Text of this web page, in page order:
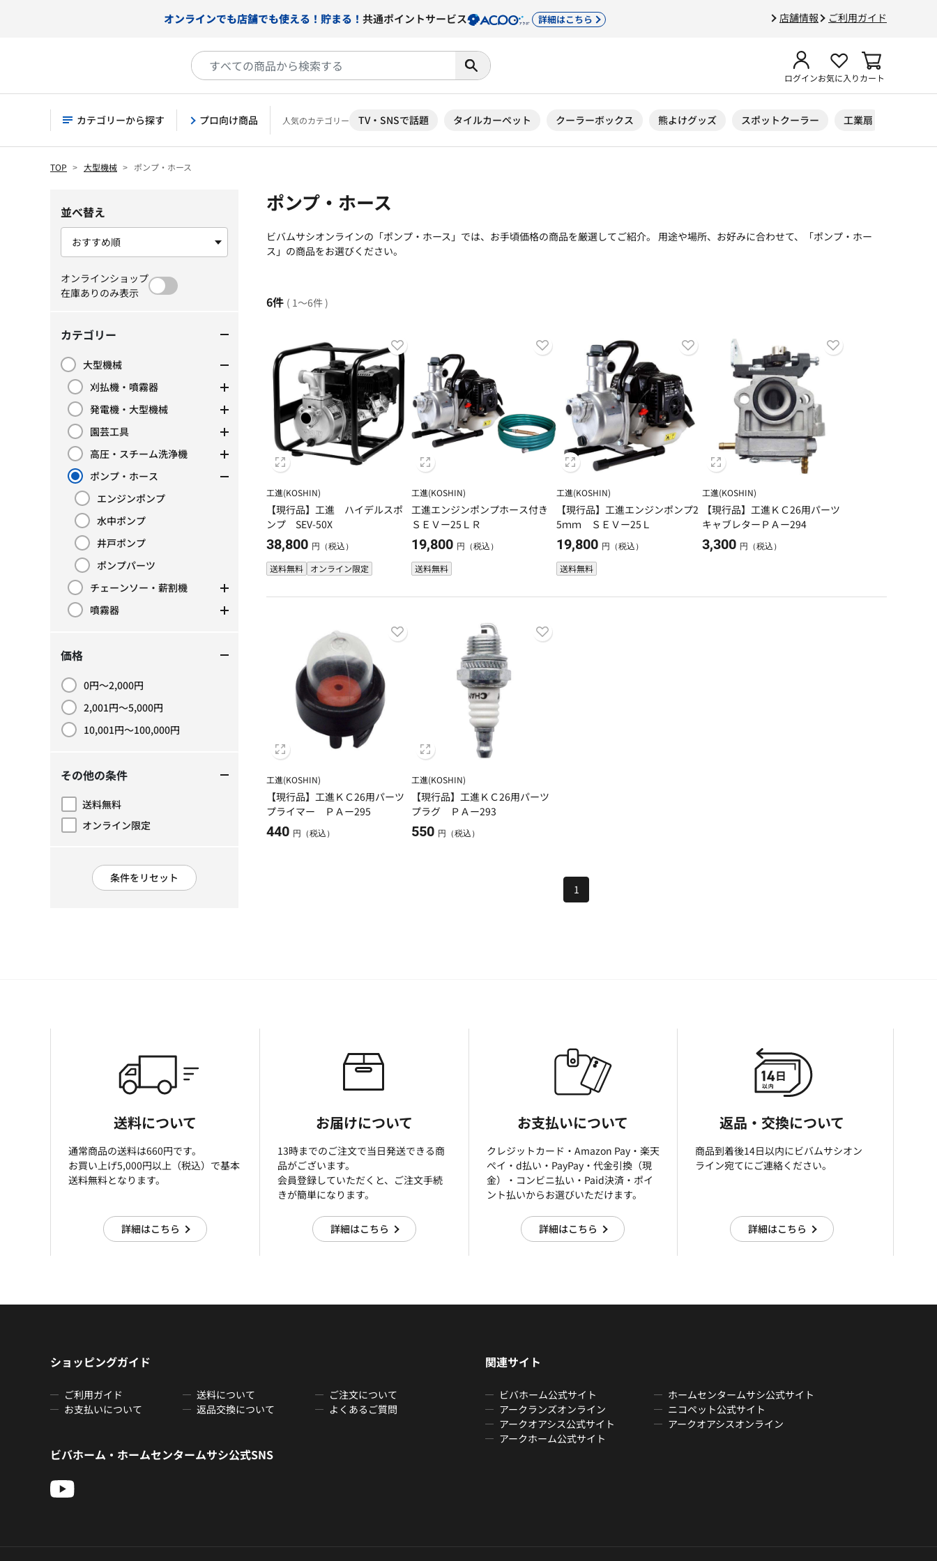
店舗情報 ご利用ガイド
オンラインでも店舗でも使える！貯まる！ 共通ポイントサービス 詳細はこちら
ログインお気に入りカート
カテゴリーから探す プロ向け商品 人気のカテゴリー TV・SNSで話題 タイルカーペット クーラーボックス 熊よけグッズ スポットクーラー 工業扇
TOP 大型機械 ポンプ・ホース
並べ替え
オンラインショップ
在庫ありのみ表示
カテゴリー
大型機械
カテゴリーで絞り込み: 大型機械
刈払機・噴霧器
カテゴリーで絞り込み: 刈払機・噴霧器
発電機・大型機械
カテゴリーで絞り込み: 発電機・大型機械
園芸工具
カテゴリーで絞り込み: 園芸工具
高圧・スチーム洗浄機
カテゴリーで絞り込み: 高圧・スチーム洗浄機
ポンプ・ホース
現在カテゴリーで絞り込み中: ポンプ・ホース
エンジンポンプ
カテゴリーで絞り込み: エンジンポンプ
水中ポンプ
カテゴリーで絞り込み: 水中ポンプ
井戸ポンプ
カテゴリーで絞り込み: 井戸ポンプ
ポンプパーツ
カテゴリーで絞り込み: ポンプパーツ
チェーンソー・薪割機
カテゴリーで絞り込み: チェーンソー・薪割機
噴霧器
カテゴリーで絞り込み: 噴霧器
価格
0円～2,000円
価格で絞り込み: 0円～2,000円
2,001円～5,000円
価格で絞り込み: 2,001円～5,000円
10,001円～100,000円
価格で絞り込み: 10,001円～100,000円
その他の条件
送料無料
その他の条件で絞り込み: 送料無料
オンライン限定
その他の条件で絞り込み: オンライン限定
条件をリセット
ポンプ・ホース
ビバムサシオンラインの「ポンプ・ホース」では、お手頃価格の商品を厳選してご紹介。 用途や場所、お好みに合わせて、「ポンプ・ホー
ス」の商品をお選びください。
6件 ( 1～6件 )
工進(KOSHIN)
【現行品】工進 ハイデルスポ
ンプ SEV-50X
38,800 円（税込）
送料無料 オンライン限定
工進(KOSHIN)
工進エンジンポンプホース付き
ＳＥＶー25ＬＲ
19,800 円（税込）
送料無料
工進(KOSHIN)
【現行品】工進エンジンポンプ2
5ｍｍ ＳＥＶー25Ｌ
19,800 円（税込）
送料無料
工進(KOSHIN)
【現行品】工進ＫＣ26用パーツ
キャブレターＰＡー294
3,300 円（税込）
工進(KOSHIN)
【現行品】工進ＫＣ26用パーツ
プライマー ＰＡー295
440 円（税込）
工進(KOSHIN)
【現行品】工進ＫＣ26用パーツ
プラグ ＰＡー293
550 円（税込）
1
送料について
通常商品の送料は660円です。
お買い上げ5,000円以上（税込）で基本
送料無料となります。
詳細はこちら
お届けについて
13時までのご注文で当日発送できる商
品がございます。
会員登録していただくと、ご注文手続
きが簡単になります。
詳細はこちら
お支払いについて
クレジットカード・Amazon Pay・楽天
ぺイ・d払い・PayPay・代金引換（現
金）・コンビニ払い・Paid決済・ポイ
ント払いからお選びいただけます。
詳細はこちら
返品・交換について
商品到着後14日以内にビバムサシオン
ライン宛てにご連絡ください。
詳細はこちら
ショッピングガイド
ご利用ガイド 送料について
ご注文について
お支払いについて
返品交換について よくあるご質問
関連サイト
ビバホーム公式サイト
ホームセンタームサシ公式サイト
アークランズオンライン
ニコペット公式サイト
アークオアシス公式サイト
アークオアシスオンライン
アークホーム公式サイト
ビバホーム・ホームセンタームサシ公式SNS